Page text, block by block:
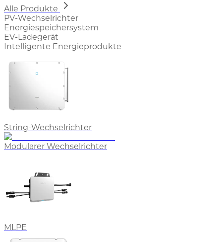
Alle Produkte
PV-Wechselrichter
Energiespeichersystem
EV-Ladegerät
Intelligente Energieprodukte
String-Wechselrichter
Modularer Wechselrichter
MLPE